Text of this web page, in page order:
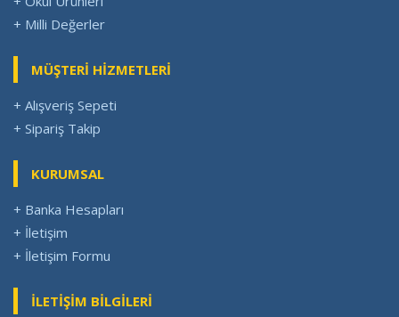
+ Milli Değerler
MÜŞTERİ HİZMETLERİ
+ Alışveriş Sepeti
+ Sipariş Takip
KURUMSAL
+ Banka Hesapları
+ İletişim
+ İletişim Formu
İLETİŞİM BİLGİLERİ